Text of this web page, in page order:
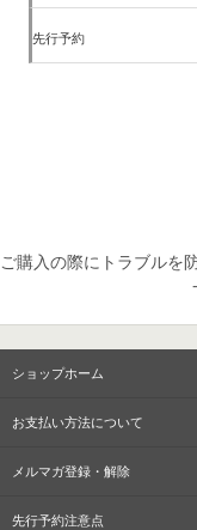
先行予約
ご購入の際にトラブルを
ショップホーム
お支払い方法について
メルマガ登録・解除
先行予約注意点